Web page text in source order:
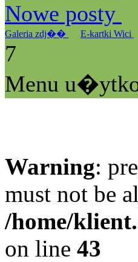
Nowe posty
Galeria zdj�� E-kartki Wici
7
Menu
Warning:
must not be
/home/
on line 43